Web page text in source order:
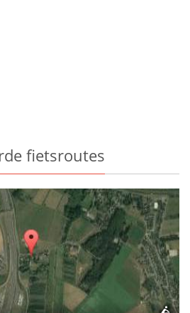
fietsroutes